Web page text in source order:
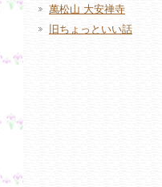
萬松山 大安禅寺
旧ちょっといい話